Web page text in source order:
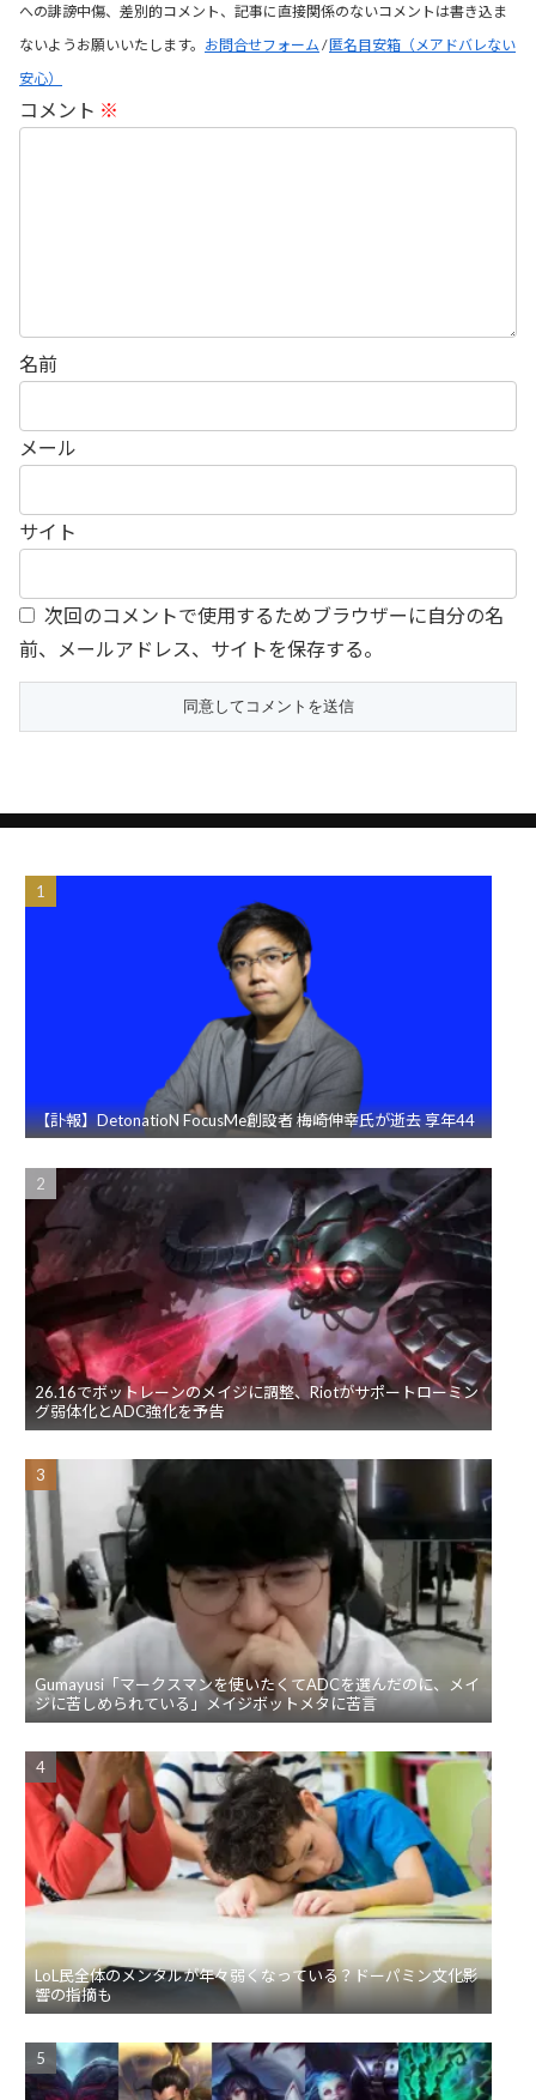
への誹謗中傷、差別的コメント、記事に直接関係のないコメントは書き込ま
ないようお願いいたします。 お問合せフォーム /匿名目安箱（メアドバレない
安心）
コメント ※
名前
メール
サイト
次回のコメントで使用するためブラウザーに自分の名
前、メールアドレス、サイトを保存する。
【訃報】DetonatioN FocusMe創設者 梅崎伸幸氏が逝去 享年44
26.16でボットレーンのメイジに調整、Riotがサポートローミン
グ弱体化とADC強化を予告
Gumayusi「マークスマンを使いたくてADCを選んだのに、メイ
ジに苦しめられている」メイジボットメタに苦言
LoL民全体のメンタルが年々弱くなっている？ドーパミン文化影
響の指摘も